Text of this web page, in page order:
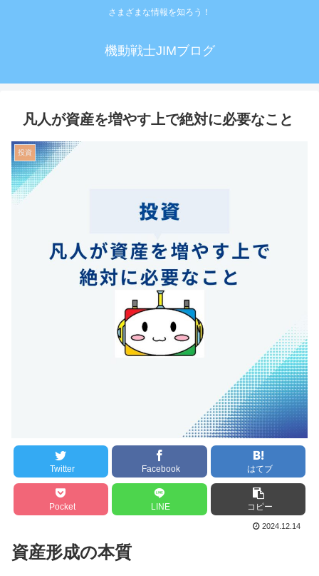
さまざまな情報を知ろう！
機動戦士JIMブログ
凡人が資産を増やす上で絶対に必要なこと
投資
Twitter Facebook はてブ
Pocket LINE コピー
2024.12.14
資産形成の本質